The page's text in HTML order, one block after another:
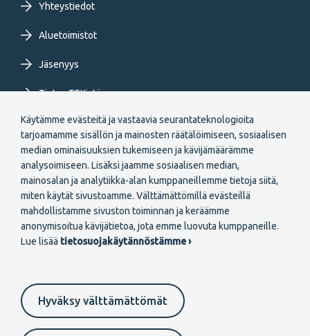
Käytämme evästeitä ja vastaavia seurantateknologioita
tarjoamamme sisällön ja mainosten räätälöimiseen, sosiaalisen
median ominaisuuksien tukemiseen ja kävijämäärämme
analysoimiseen. Lisäksi jaamme sosiaalisen median,
mainosalan ja analytiikka-alan kumppaneillemme tietoja siitä,
miten käytät sivustoamme. Välttämättömillä evästeillä
mahdollistamme sivuston toiminnan ja keräämme
anonymisoitua kävijätietoa, jota emme luovuta kumppaneille.
Lue lisää tietosuojakäytännöstämme ›
Hyväksy välttämättömät
Yhteystiedot
Aluetoimistot
Jäsenyys
Tietoa TEKistä
Extranet
Secondary
FI
Liity jäseneksi
Evästeasetukset Tietosuojaselosteet
Suomeksi In English På svenska